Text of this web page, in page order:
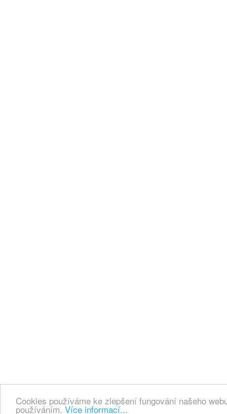
Cookies používáme ke zlepšení fungování našeho
používáním. Více informací...